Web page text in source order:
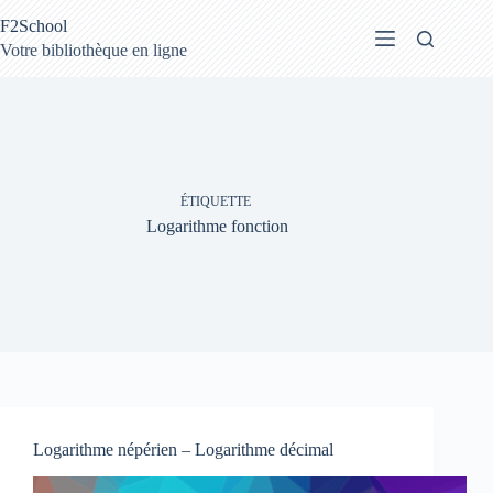
au
contenu
F2School
Votre bibliothèque en ligne
ÉTIQUETTE
Logarithme fonction
Logarithme népérien – Logarithme décimal